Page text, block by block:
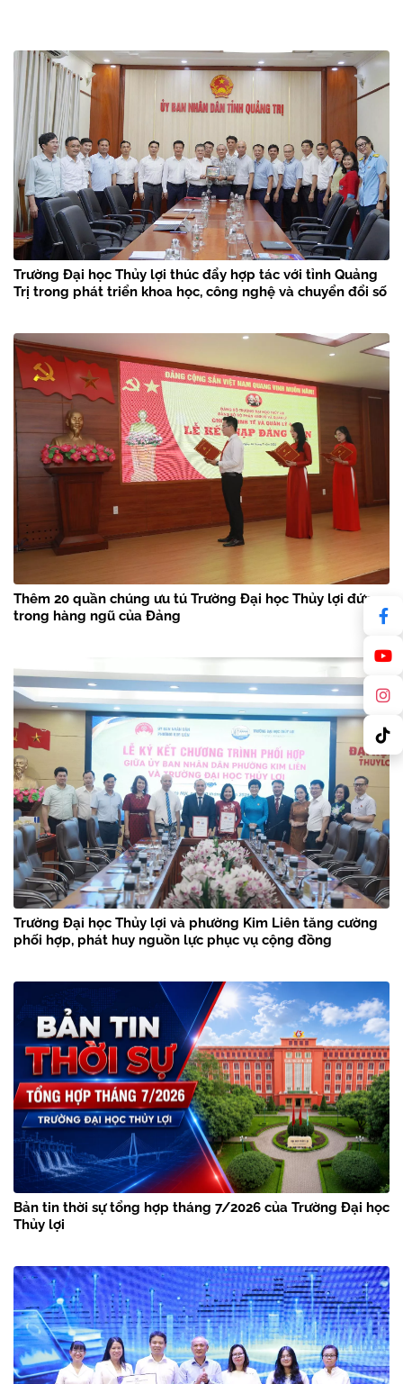
Trường Đại học Thủy lợi thúc đẩy hợp tác với tỉnh Quảng
Trị trong phát triển khoa học, công nghệ và chuyển đổi số
Thêm 20 quần chúng ưu tú Trường Đại học Thủy lợi đứng
trong hàng ngũ của Đảng
Trường Đại học Thủy lợi và phường Kim Liên tăng cường
phối hợp, phát huy nguồn lực phục vụ cộng đồng
Bản tin thời sự tổng hợp tháng 7/2026 của Trường Đại học
Thủy lợi